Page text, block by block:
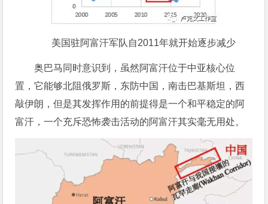
美国驻阿富汗军队自2011年就开始逐步减少
奥巴马同时意识到，虽然阿富汗位于中亚核心位
置，它能够北阻俄罗斯，东防中国，南击巴基斯坦，西
敲伊朗，但是其发挥作用的前提得是一个和平稳定的阿
富汗，一个充斥恐怖袭击活动的阿富汗其实毫无用处。